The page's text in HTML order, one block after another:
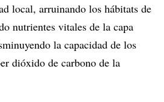
local, arruinando los hábitats de
nutrientes vitales de la capa
la capacidad de los
dióxido de carbono de la